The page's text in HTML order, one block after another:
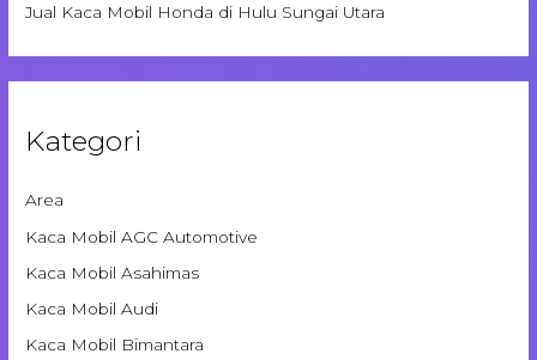
Jual Kaca Mobil Honda di Hulu Sungai Utara
Kategori
Area
Kaca Mobil AGC Automotive
Kaca Mobil Asahimas
Kaca Mobil Audi
Kaca Mobil Bimantara